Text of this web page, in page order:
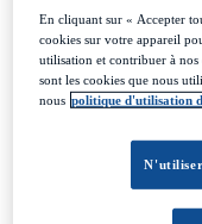
Vous êtes ?
Particuliers
Vous cherchez ?
Courtiers
Conditions
En cliquant sur « Accepter
cookies sur votre appareil
utilisation et contribuer à
sont les cookies que nous
nous politique d'utilisation
N'utiliser